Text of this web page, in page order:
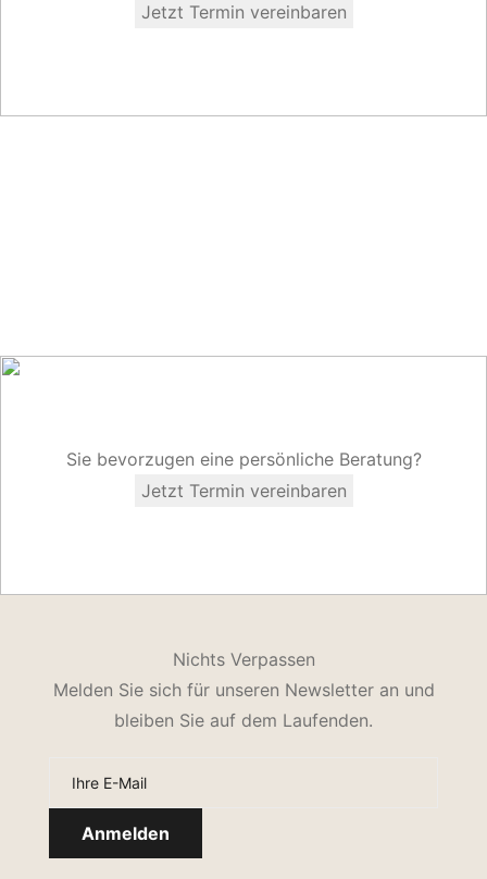
Jetzt Termin vereinbaren
Sie bevorzugen eine persönliche Beratung?
Jetzt Termin vereinbaren
Nichts Verpassen
Melden Sie sich für unseren Newsletter an und
bleiben Sie auf dem Laufenden.